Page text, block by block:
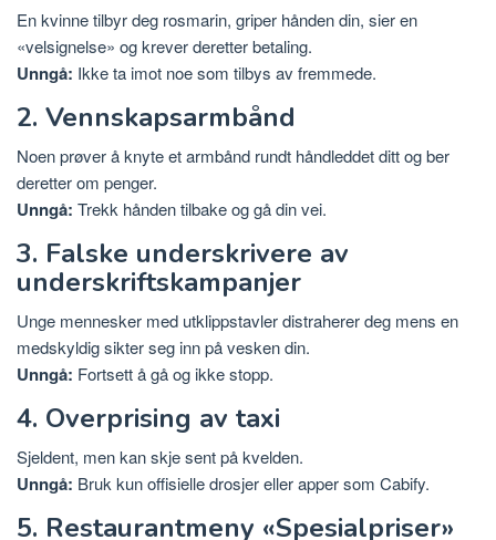
En kvinne tilbyr deg rosmarin, griper hånden din, sier en
«velsignelse» og krever deretter betaling.
Unngå: Ikke ta imot noe som tilbys av fremmede.
2. Vennskapsarmbånd
Noen prøver å knyte et armbånd rundt håndleddet ditt og ber
deretter om penger.
Unngå: Trekk hånden tilbake og gå din vei.
3. Falske underskrivere av
underskriftskampanjer
Unge mennesker med utklippstavler distraherer deg mens en
medskyldig sikter seg inn på vesken din.
Unngå: Fortsett å gå og ikke stopp.
4. Overprising av taxi
Sjeldent, men kan skje sent på kvelden.
Unngå: Bruk kun offisielle drosjer eller apper som Cabify.
5. Restaurantmeny «Spesialpriser»